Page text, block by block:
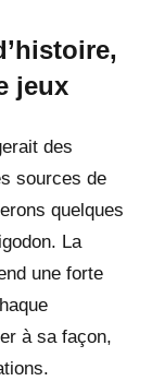
jeux
des
sources de
quelques
La
une forte
à sa façon,